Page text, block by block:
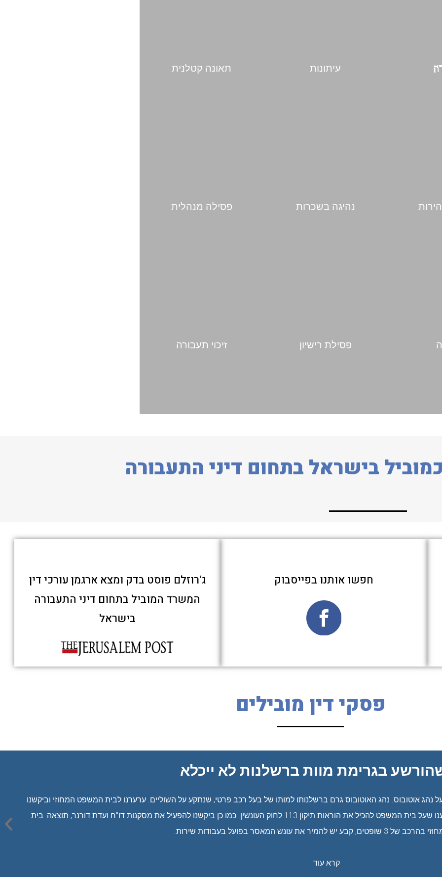
עיתונות תאונה קטלנית
נהיגה בשכרות פסילה מנהלית
פסילת רישיון זיכוי תעבורה
בישראל בתחום דיני התעבורה
חפשו אותנו בפייסבוק
ג'רוזלם פוסט בדק ומצא ארגמן עורכי דין
המשרד המוביל בתחום דיני התעבורה
בישראל
פסקי דין מובילים
בגרימת מוות ברשלנות לא ייכלא
אוטובוס. נהג האוטובוס גרם ברשלנותו למותו של בעל רכב פרטי, שנתקע על השוליים. ערערנו לבית המשפט המחוזי וביקשנו
להקל בעונשו ובעיקר ביקשנו לבטל את המאסר בפועל טענו שעל בית המשפט להכיל את הוראות תיקון 113 לחוק העונשין. כמו כן ביקשנו להפעיל את מסקנות דו"ח ועדת דורנר, תוצאה: בית
יש להמיר את עונש המאסר בפועל בעבודות שירות.
קרא עוד